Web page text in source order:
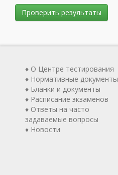
Проверить результаты
♦ О Центре тестирования
♦ Нормативные документы
♦ Бланки и документы
♦ Расписание экзаменов
♦ Ответы на часто
задаваемые вопросы
♦ Новости